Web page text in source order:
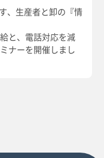
、生産者と卸の『情
と、電話対応を減
ナーを開催しまし